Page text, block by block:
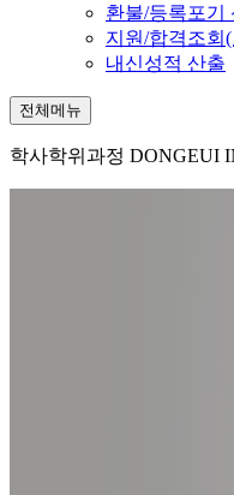
환불/등록포기
지원/합격조회
내신성적 산출
전체메뉴
학사학위과정 DONGEUI